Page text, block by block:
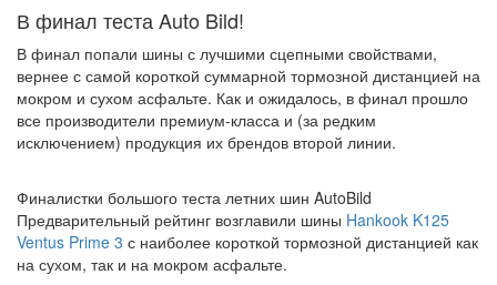
В финал теста Auto Bild!
В финал попали шины с лучшими сцепными свойствами,
вернее с самой короткой суммарной тормозной дистанцией на
мокром и сухом асфальте. Как и ожидалось, в финал прошло
все производители премиум-класса и (за редким
исключением) продукция их брендов второй линии.
Финалистки большого теста летних шин AutoBild
Предварительный рейтинг возглавили шины Hankook K125
Ventus Prime 3 с наиболее короткой тормозной дистанцией как
на сухом, так и на мокром асфальте.